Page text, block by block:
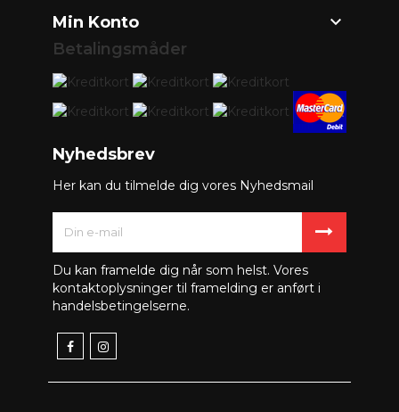
Min Konto 
Betalingsmåder
Nyhedsbrev
Her kan du tilmelde dig vores Nyhedsmail
Du kan framelde dig når som helst. Vores
kontaktoplysninger til framelding er anført i
handelsbetingelserne.